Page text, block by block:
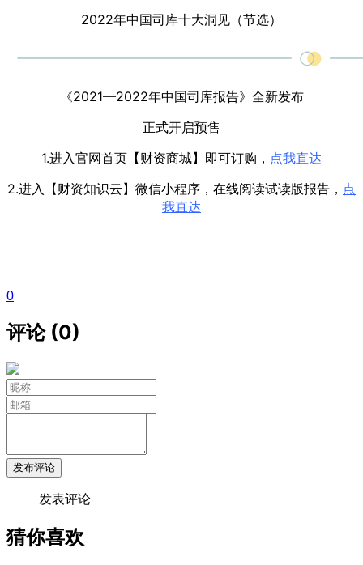
2022年中国司库十大洞见（节选）
《2021—2022年中国司库报告》全新发布
正式开启预售
1.进入官网首页【财资商城】即可订购， 点我直达
2.进入【财资知识云】微信小程序，在线阅读试读版报告， 点
我直达
0
评论 (0)
发布评论
发表评论
猜你喜欢